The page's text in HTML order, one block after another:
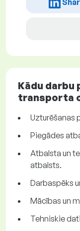
Kādu darbu
transporta
Uzturēšanas
Piegādes
Atbalsta un
atbalsts.
Darbaspēks
Mācības un
Tehniskie